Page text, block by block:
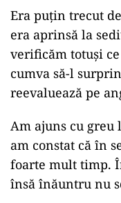
Era puțin trecut
era aprinsă la
verificăm totuși
cumva să-l
reevaluează pe
Am ajuns cu
am constat că în
foarte mult timp.
însă înăuntru nu